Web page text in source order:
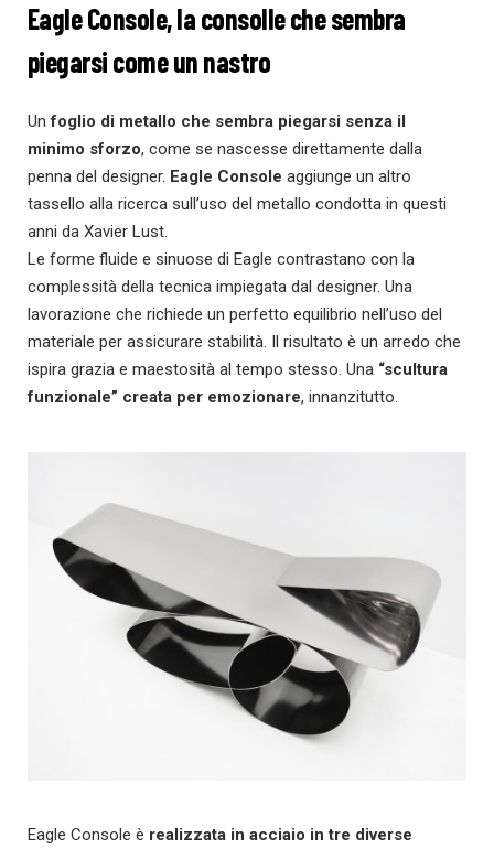
Eagle Console, la consolle che sembra
piegarsi come un nastro
Unfoglio di metallo che sembra piegarsi senza il
minimo sforzo, come se nascesse direttamente dalla
penna del designer. Eagle Console aggiunge un altro
tassello alla ricerca sull’uso del metallo condotta in questi
anni da Xavier Lust.
Le forme fluide e sinuose di Eagle contrastano con la
complessità della tecnica impiegata dal designer. Una
lavorazione che richiede un perfetto equilibrio nell’uso del
materiale per assicurare stabilità. Il risultato è un arredo che
ispira grazia e maestosità al tempo stesso. Una “scultura
funzionale” creata per emozionare, innanzitutto.
Eagle Console è realizzata in acciaio in tre diverse